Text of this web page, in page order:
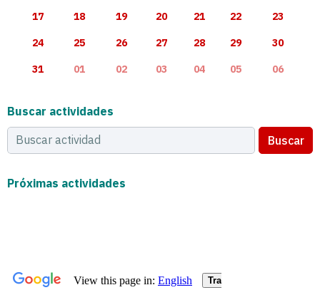
17 18 19 20 21 22 23
24 25 26 27 28 29 30
31 01 02 03 04 05 06
Buscar actividades
Buscar
Próximas actividades